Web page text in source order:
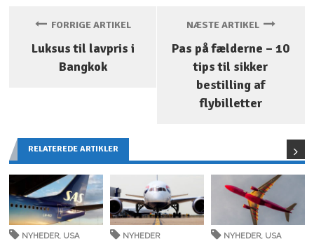
FORRIGE ARTIKEL
Luksus til lavpris i
Bangkok
NÆSTE ARTIKEL
Pas på fælderne – 10
tips til sikker
bestilling af
flybilletter
RELATEREDE ARTIKLER
NYHEDER, USA NYHEDER NYHEDER, USA